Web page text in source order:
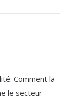
Comment la
le secteur